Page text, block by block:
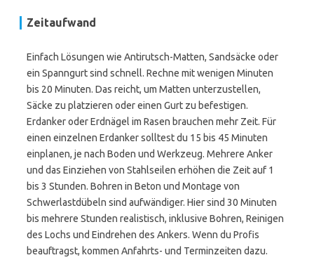
Zeitaufwand
Einfach Lösungen wie Antirutsch-Matten, Sandsäcke oder
ein Spanngurt sind schnell. Rechne mit wenigen Minuten
bis 20 Minuten. Das reicht, um Matten unterzustellen,
Säcke zu platzieren oder einen Gurt zu befestigen.
Erdanker oder Erdnägel im Rasen brauchen mehr Zeit. Für
einen einzelnen Erdanker solltest du 15 bis 45 Minuten
einplanen, je nach Boden und Werkzeug. Mehrere Anker
und das Einziehen von Stahlseilen erhöhen die Zeit auf 1
bis 3 Stunden. Bohren in Beton und Montage von
Schwerlastdübeln sind aufwändiger. Hier sind 30 Minuten
bis mehrere Stunden realistisch, inklusive Bohren, Reinigen
des Lochs und Eindrehen des Ankers. Wenn du Profis
beauftragst, kommen Anfahrts- und Terminzeiten dazu.